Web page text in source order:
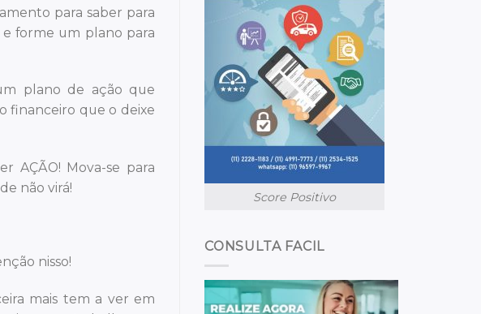
para saber para
forme um plano para
plano de ação que
financeiro que o deixe
AÇÃO! Mova-se para
não virá!
nisso!
mais tem a ver em
Score Positivo
CONSULTA FACIL